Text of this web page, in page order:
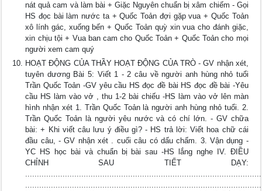
nát quả cam và làm bài + Giặc Nguyên chuẩn bị xâm chiếm - Gọi
HS đọc bài làm nước ta + Quốc Toản đợi gặp vua + Quốc Toản
xô lính gác, xuống bến + Quốc Toản quỳ xin vua cho đánh giặc,
xin chịu tội + Vua ban cam cho Quốc Toản + Quốc Toản cho mọi
người xem cam quý
HOẠT ĐỘNG CỦA THẦY HOẠT ĐỘNG CỦA TRÒ - GV nhận xét,
tuyên dương Bài 5: Viết 1 - 2 câu về người anh hùng nhỏ tuổi
Trần Quốc Toản -GV yêu cầu HS đọc đề bài HS đọc đề bài -Yêu
cầu HS làm vào vở , thu 1-2 bài chiếu -HS làm vào vở lên màn
hình nhận xét 1. Trần Quốc Toản là người anh hùng nhỏ tuổi. 2.
Trần Quốc Toản là người yêu nước và có chí lớn. - GV chữa
bài: + Khi viết câu lưu ý điều gì? - HS trả lời: Viết hoa chữ cái
đầu câu, - GV nhận xét . cuối câu có dấu chấm. 3. Vận dụng -
YC HS học bài và chuẩn bị bài sau -HS lắng nghe IV. ĐIỀU
CHỈNH SAU TIẾT DẠY: